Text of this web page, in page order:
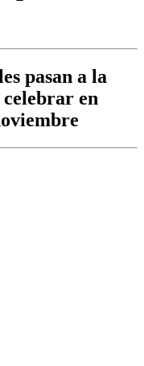
pasan a la
celebrar en